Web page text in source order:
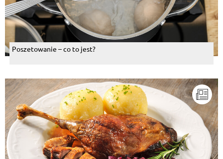
Poszetowanie – co to jest?